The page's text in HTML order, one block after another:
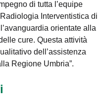
di tutta l’equipe
Interventistica di
orientate alla
cure. Questa attività
dell’assistenza
Regione Umbria”.